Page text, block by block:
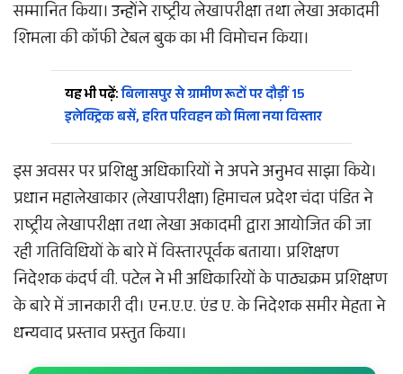
सम्मानित किया। उन्होंने राष्ट्रीय लेखापरीक्षा तथा लेखा अकादमी
शिमला की कॉफी टेबल बुक का भी विमोचन किया।
यह भी पढ़ें:बिलासपुर से ग्रामीण रूटों पर दौड़ीं 15
इलेक्ट्रिक बसें, हरित परिवहन को मिला नया विस्तार
इस अवसर पर प्रशिक्षु अधिकारियों ने अपने अनुभव साझा किये।
प्रधान महालेखाकार (लेखापरीक्षा) हिमाचल प्रदेश चंदा पंडित ने
राष्ट्रीय लेखापरीक्षा तथा लेखा अकादमी द्वारा आयोजित की जा
रही गतिविधियों के बारे में विस्तारपूर्वक बताया। प्रशिक्षण
निदेशक कंदर्प वी. पटेल ने भी अधिकारियों के पाठ्यक्रम प्रशिक्षण
के बारे में जानकारी दी। एन.ए.ए. एंड ए. के निदेशक समीर मेहता ने
धन्यवाद प्रस्ताव प्रस्तुत किया।